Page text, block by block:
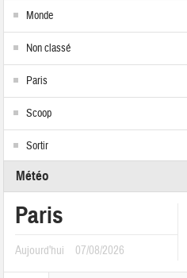
Monde
Non classé
Paris
Scoop
Sortir
Météo
Paris
Aujourd'hui 07/08/2026